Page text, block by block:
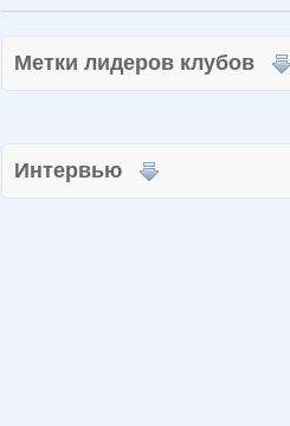
Метки лидеров клубов
Интервью